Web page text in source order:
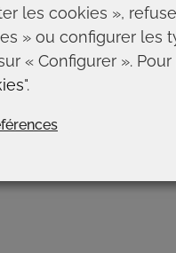
les cookies »,
» ou configurer les
« Configurer ». Pour
".